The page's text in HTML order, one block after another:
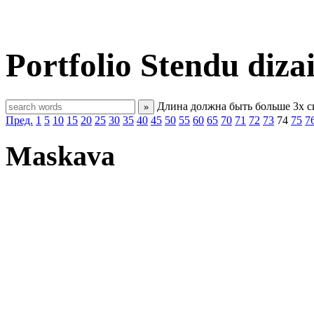
Portfolio Stendu
»
Длина должна быть больше 3х
Пред. 1 5 10 15 20 25 30 35 40 45 50 55 60 65 70 71 72 73 74 75
Maskava